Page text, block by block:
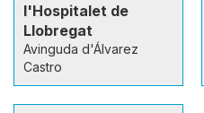
l'Hospitalet de
Llobregat
Avinguda d'Álvarez
Castro